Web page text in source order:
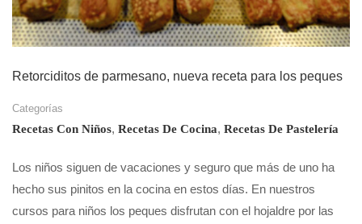
Retorciditos de parmesano, nueva receta para los peques
Categorías
Recetas Con Niños, Recetas De Cocina, Recetas De Pastelería
Los niños siguen de vacaciones y seguro que más de uno ha
hecho sus pinitos en la cocina en estos días. En nuestros
cursos para niños los peques disfrutan con el hojaldre por las